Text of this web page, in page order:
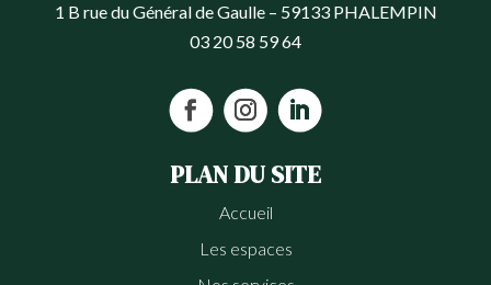
1 B rue du Général de Gaulle – 59133 PHALEMPIN
03 20 58 59 64
PLAN DU SITE
Accueil
Les espaces